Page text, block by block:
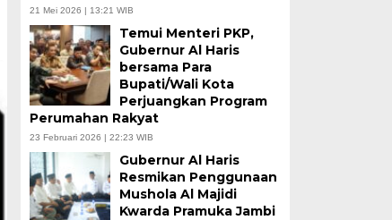
21 Mei 2026 | 13:21 WIB
Temui Menteri PKP,
Gubernur Al Haris
bersama Para
Bupati/Wali Kota
Perjuangkan Program
Perumahan Rakyat
23 Februari 2026 | 22:23 WIB
Gubernur Al Haris
Resmikan Penggunaan
Mushola Al Majidi
Kwarda Pramuka Jambi